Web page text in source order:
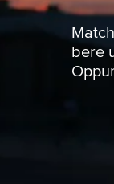
bere